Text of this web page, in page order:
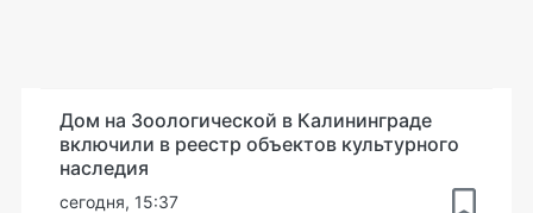
Дом на Зоологической в Калининграде
включили в реестр объектов культурного
наследия
сегодня, 15:37